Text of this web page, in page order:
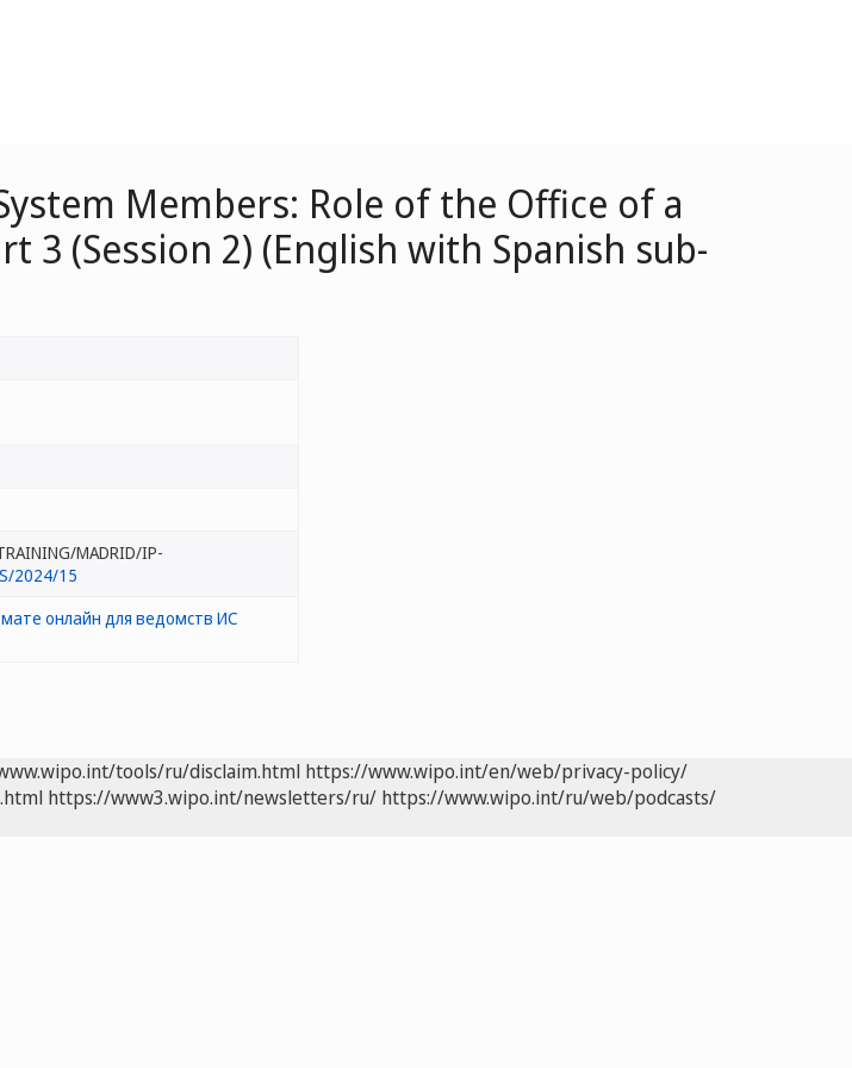
Members: Role of the Office of a
3 (Session 2) (English with Spanish sub-
MADRID/IP-
2024/15
онлайн для ведомств ИС
tools/ru/disclaim.html https://www.wipo.int/en/web/privacy-policy/
https://www3.wipo.int/newsletters/ru/ https://www.wipo.int/ru/web/podcasts/